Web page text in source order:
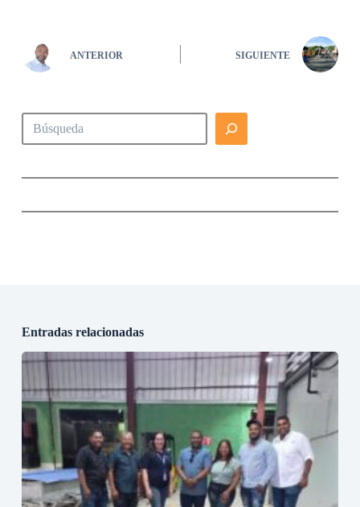
ANTERIOR SIGUIENTE
Buscar
Entradas relacionadas